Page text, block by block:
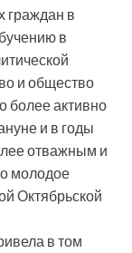
граждан в
в
и общество
более активно
и в годы
отважным и
молодое
Октябрьской
в том